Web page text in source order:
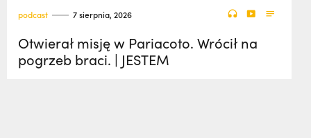
podcast 7 sierpnia, 2026
Otwierał misję w Pariacoto. Wrócił na
pogrzeb braci. | JESTEM